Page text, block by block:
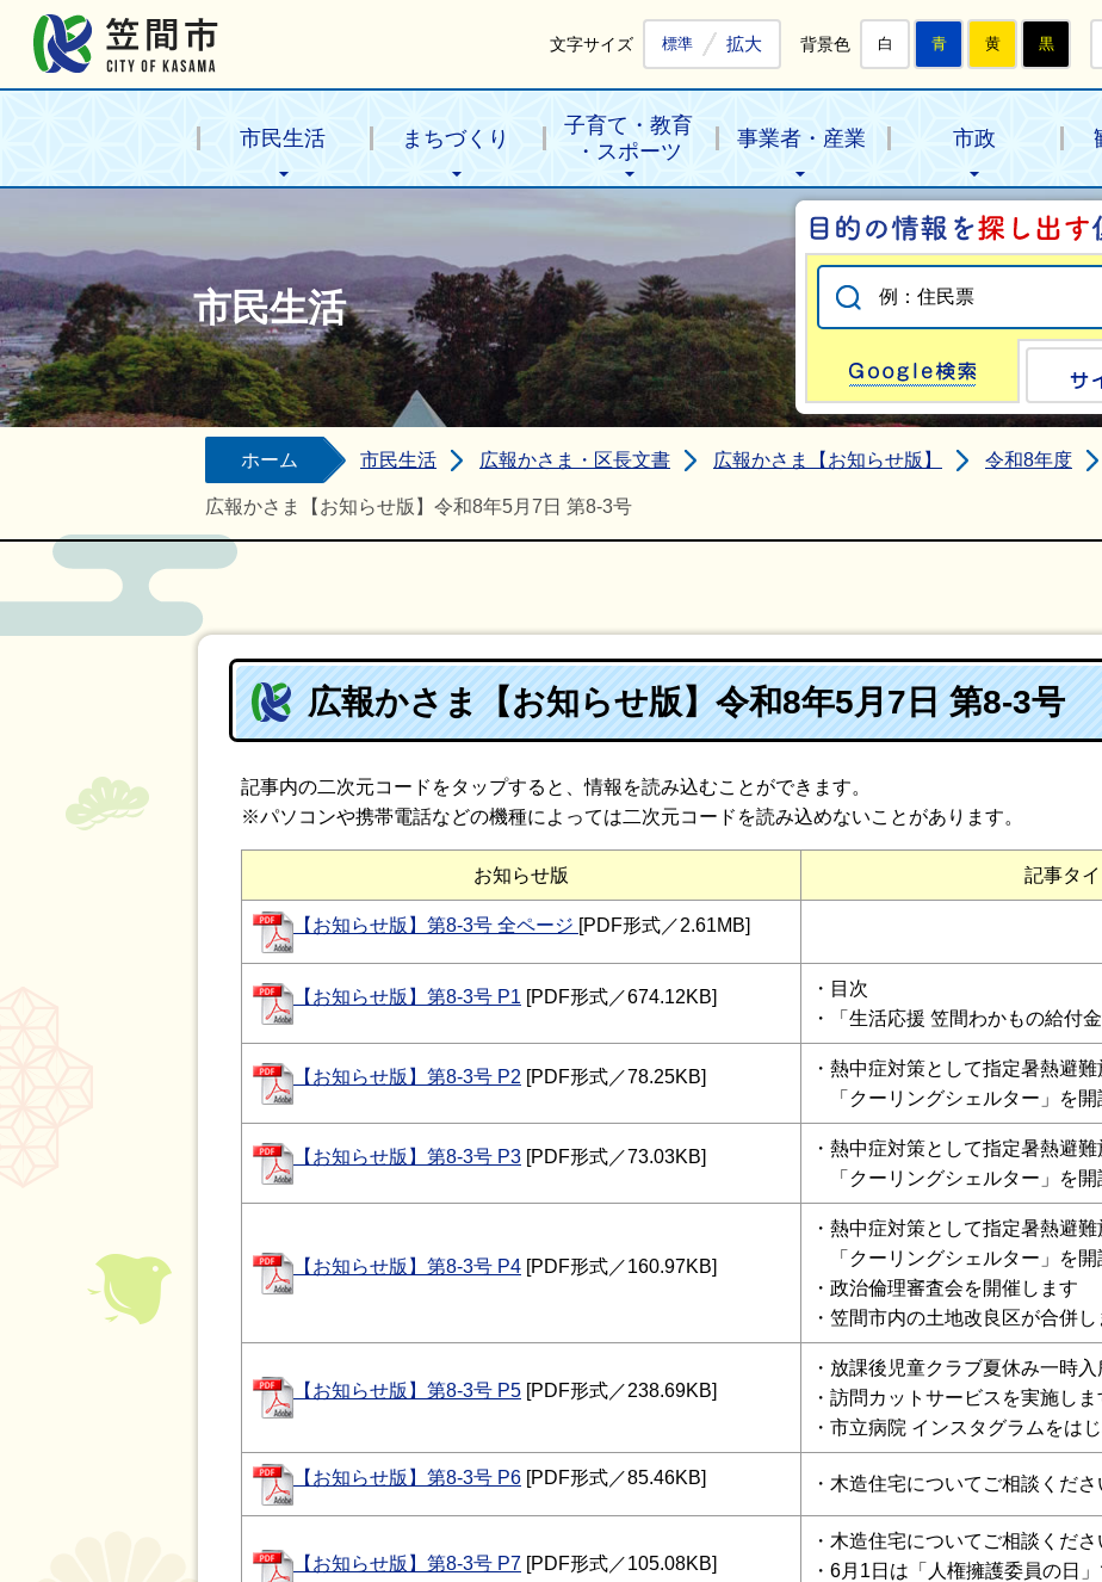
文字サイズ 標準 拡大 背景色 白 青 黄 黒
市民生活 まちづくり
子育て・教育
・スポーツ
事業者・産業 市政
市民生活
ホーム 市民生活 広報かさま・区長文書 広報かさま【お知らせ版】 令和8年度
広報かさま【お知らせ版】令和8年5月7日 第8-3号
広報かさま【お知らせ版】令和8年5月7日 第8-3号
記事内の二次元コードをタップすると、情報を読み込むことができます。
※パソコンや携帯電話などの機種によっては二次元コードを読み込めないことがあります。
お知らせ版 記事タ
【お知らせ版】第8-3号 全ページ [PDF形式／2.61MB]
【お知らせ版】第8-3号 P1 [PDF形式／674.12KB]
・目次
・
「生活応援 笠間わかもの給付
【お知らせ版】第8-3号 P2 [PDF形式／78.25KB] ・ 熱中症対策として指定暑熱避難
「クーリングシェルター」を開
【お知らせ版】第8-3号 P3 [PDF形式／73.03KB]
・熱中症対策として指定暑熱避難
「クーリングシェルター」を開
【お知らせ版】第8-3号 P4 [PDF形式／160.97KB]
・熱中症対策として指定暑熱避難
「クーリングシェルター」を開
・政治倫理審査会を開催します
・笠間市内の土地改良区が合併し
【お知らせ版】第8-3号 P5 [PDF形式／238.69KB]
・放課後児童クラブ夏休み一時入
・訪問カットサービスを実施しま
・市立病院 インスタグラムをは
【お知らせ版】第8-3号 P6 [PDF形式／85.46KB] ・ 木造住宅についてご相談くださ
【お知らせ版】第8-3号 P7 [PDF形式／105.08KB]
・木造住宅についてご相談くださ
・6月1日は「人権擁護委員の日